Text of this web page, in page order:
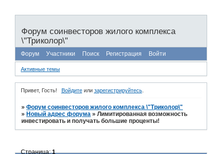
Форум соинвесторов жилого комплекса
\"Триколор\"
Форум Участники Поиск Регистрация Войти
Активные темы
Привет, Гость! Войдитеили зарегистрируйтесь.
»Форум соинвесторов жилого комплекса \"Триколор\"
» Новый адрес форума »Лимитированная возможность
инвестировать и получать большие проценты!
Страница:1